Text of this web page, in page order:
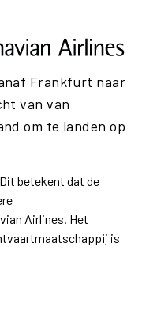
Frankfurt naar
van van
om te landen op
betekent dat de
Airlines. Het
is